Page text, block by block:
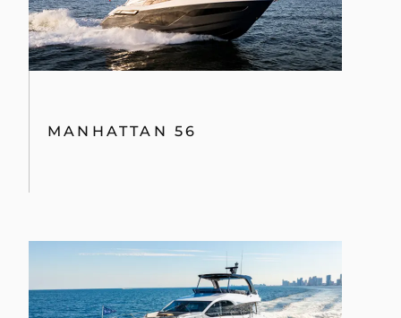
MANHATTAN 56